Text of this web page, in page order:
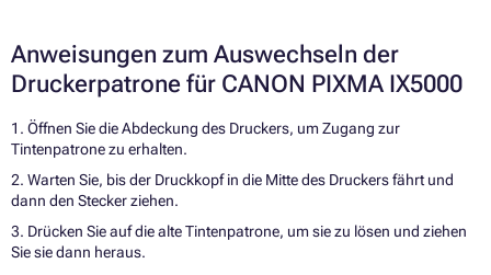
Anweisungen zum Auswechseln der
Druckerpatrone für CANON PIXMA IX5000
1. Öffnen Sie die Abdeckung des Druckers, um Zugang zur
Tintenpatrone zu erhalten.
2. Warten Sie, bis der Druckkopf in die Mitte des Druckers fährt und
dann den Stecker ziehen.
3. Drücken Sie auf die alte Tintenpatrone, um sie zu lösen und ziehen
Sie sie dann heraus.